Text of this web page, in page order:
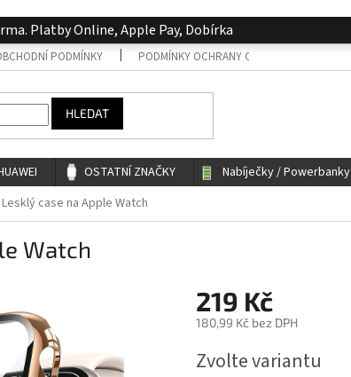
Platby Online, Apple Pay, Dobírka
PODMÍNKY PODMÍNKY OCHRANY OSOBNÍCH ÚDAJŮ
HLEDAT
OSTATNÍ ZNAČKY Nabíječky / Powerbanky
Lesklý case na Apple Watch
Watch
219 Kč
180,99 Kč bez DPH
cena:
Zvolte variantu